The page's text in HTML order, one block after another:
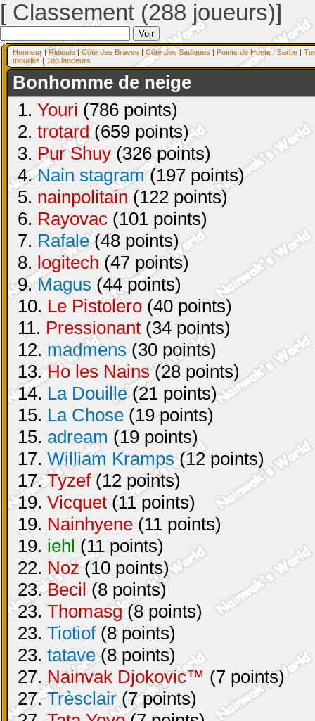
[ Classement (288 joueurs)]
Honneur|Ridicule | Côté des Braves | Côté des Sadiques | Points de Honte| Barbe |
mouillés| Top lanceurs
Bonhomme de neige
1. Youri (786 points)
2. trotard(659 points)
3. Pur Shuy (326 points)
4.Nain stagram(197 points)
5. nainpolitain (122 points)
6. Rayovac (101 points)
7. Rafale(48 points)
8. logitech (47 points)
9.Magus (44 points)
10. Le Pistolero (40 points)
11. Pressionant (34 points)
12. madmens (30 points)
13.Ho les Nains(28 points)
14. La Douille(21 points)
15. La Chose (19 points)
15. adream (19 points)
17. William Kramps(12 points)
17.Tyzef(12 points)
19. Vicquet(11 points)
19. Nainhyene (11 points)
19. iehl (11 points)
22. Noz(10 points)
23.Becil (8 points)
23. Thomasg(8 points)
23. Tiotiof(8 points)
23. tatave(8 points)
27. Nainvak Djokovic™ (7 points)
27.Trèsclair (7 points)